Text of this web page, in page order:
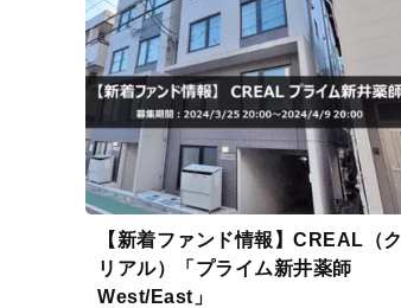
【新着ファンド情報】CREAL（ク
リアル）「プライム新井薬師
West/East」